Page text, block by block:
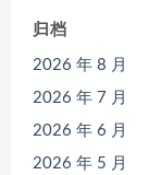
归档
2026 年 8 月
2026 年 7 月
2026 年 6 月
2026 年 5 月